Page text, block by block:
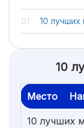
10 лучших
10
Место
10 лучших